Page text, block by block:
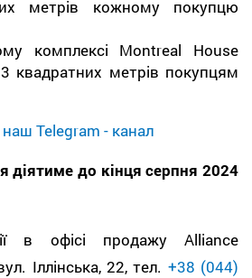
метрів кожному покупцю
комплексі Montreal House
квадратних метрів покупцям
Telegram - канал
діятиме до кінця серпня 2024
в офісі продажу Alliance
Іллінська, 22, тел. +38 (044)